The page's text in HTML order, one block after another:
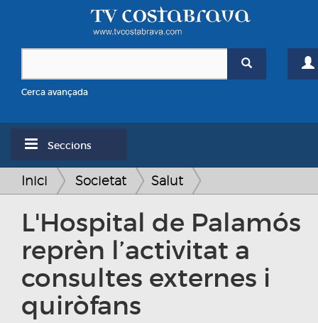
Cerca avançada
Seccions
Inici Societat Salut
L'Hospital de Palamós
reprèn l’activitat a
consultes externes i
quiròfans